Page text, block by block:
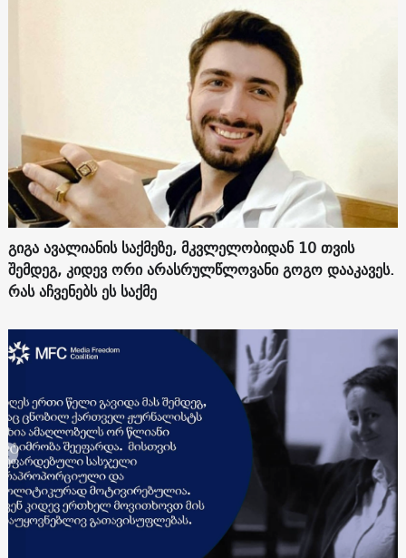
გიგა ავალიანის საქმეზე, მკვლელობიდან 10 თვის
შემდეგ, კიდევ ორი არასრულწლოვანი გოგო დააკავეს.
რას აჩვენებს ეს საქმე